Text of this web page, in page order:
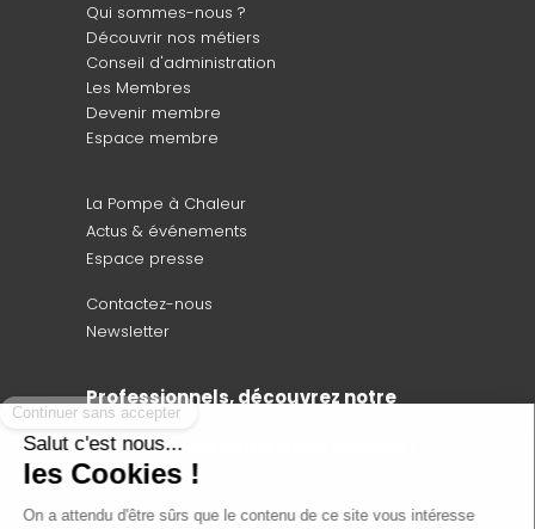
Qui sommes-nous ?
Découvrir nos métiers
Conseil d'administration
Les Membres
Devenir membre
Espace membre
La Pompe à Chaleur
Actus & événements
Espace presse
Contactez-nous
Newsletter
Professionnels, découvrez notre
moteur
de recherche dédié à vos besoins !
ACCÉDEZ AU CEPAC